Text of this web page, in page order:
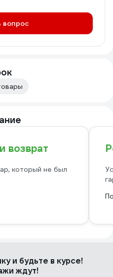
вопрос
возврат
который не был
и будьте в курсе!
ждут!